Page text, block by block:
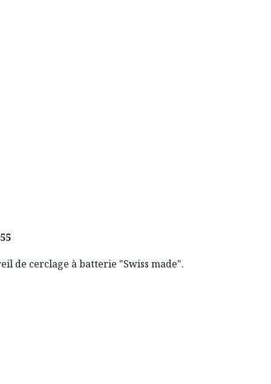
de cerclage à batterie "Swiss made".